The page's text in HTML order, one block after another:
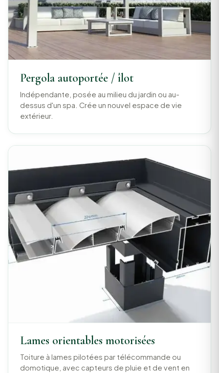
Pergola autoportée / îlot
Indépendante, posée au milieu du jardin ou au-
dessus d'un spa. Crée un nouvel espace de vie
extérieur.
Lames orientables motorisées
Toiture à lames pilotées par télécommande ou
domotique, avec capteurs de pluie et de vent en